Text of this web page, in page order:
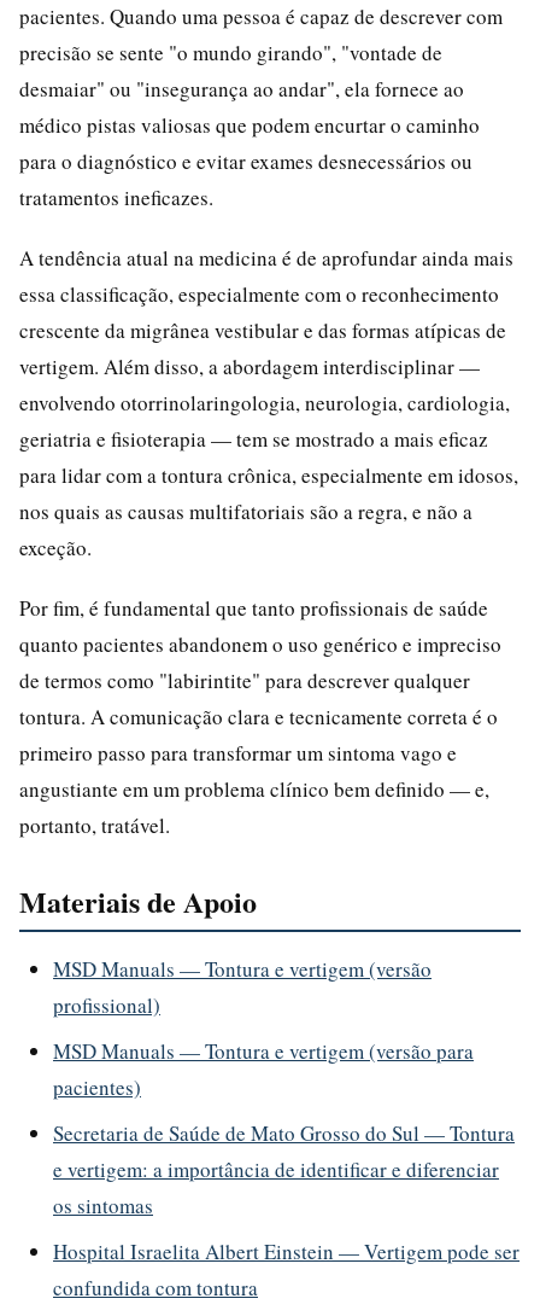
pacientes. Quando uma pessoa é capaz de descrever com
precisão se sente "o mundo girando", "vontade de
desmaiar" ou "insegurança ao andar", ela fornece ao
médico pistas valiosas que podem encurtar o caminho
para o diagnóstico e evitar exames desnecessários ou
tratamentos ineficazes.
A tendência atual na medicina é de aprofundar ainda mais
essa classificação, especialmente com o reconhecimento
crescente da migrânea vestibular e das formas atípicas de
vertigem. Além disso, a abordagem interdisciplinar —
envolvendo otorrinolaringologia, neurologia, cardiologia,
geriatria e fisioterapia — tem se mostrado a mais eficaz
para lidar com a tontura crônica, especialmente em idosos,
nos quais as causas multifatoriais são a regra, e não a
exceção.
Por fim, é fundamental que tanto profissionais de saúde
quanto pacientes abandonem o uso genérico e impreciso
de termos como "labirintite" para descrever qualquer
tontura. A comunicação clara e tecnicamente correta é o
primeiro passo para transformar um sintoma vago e
angustiante em um problema clínico bem definido — e,
portanto, tratável.
Materiais de Apoio
MSD Manuals — Tontura e vertigem (versão
profissional)
MSD Manuals — Tontura e vertigem (versão para
pacientes)
Secretaria de Saúde de Mato Grosso do Sul — Tontura
e vertigem: a importância de identificar e diferenciar
os sintomas
Hospital Israelita Albert Einstein — Vertigem pode ser
confundida com tontura